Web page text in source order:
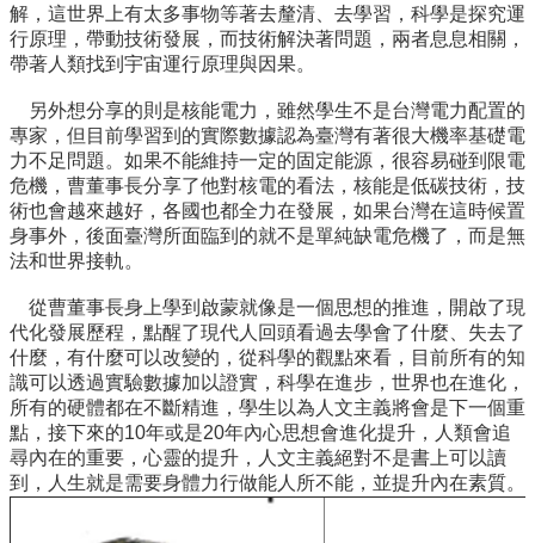
員
入
學
管
道
學
生
專
區
公
告
與
訊
息
校
友
解，這世界上有太多事物等著去釐清、去學習，科學是探究運
行原理，帶動技術發展，而技術解決著問題，兩者息息相關，
帶著人類找到宇宙運行原理與因果。
另外想分享的則是核能電力，雖然學生不是台灣電力配置的
專家，但目前學習到的實際數據認為臺灣有著很大機率基礎電
力不足問題。如果不能維持一定的固定能源，很容易碰到限電
危機，曹董事長分享了他對核電的看法，核能是低碳技術，技
術也會越來越好，各國也都全力在發展，如果台灣在這時候置
身事外，後面臺灣所面臨到的就不是單純缺電危機了，而是無
法和世界接軌。
從曹董事長身上學到啟蒙就像是一個思想的推進，開啟了現
代化發展歷程，點醒了現代人回頭看過去學會了什麼、失去了
什麼，有什麼可以改變的，從科學的觀點來看，目前所有的知
識可以透過實驗數據加以證實，科學在進步，世界也在進化，
所有的硬體都在不斷精進，學生以為人文主義將會是下一個重
點，接下來的10年或是20年內心思想會進化提升，人類會追
尋內在的重要，心靈的提升，人文主義絕對不是書上可以讀
到，人生就是需要身體力行做能人所不能，並提升內在素質。